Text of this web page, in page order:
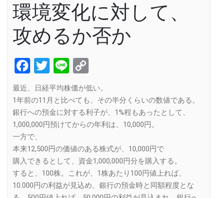
環境変化に対して、
攻めるか否か
Facebook
Twitter
Line
Link
最近、日経平均株価が低い。
1年前の11月と比べても、その半分くらいの数値である。
銀行への預金に対する利子が、1%程もあったとして、
1,000,000円預けてからの年利は、10,000円。
一方で、
本来12,500円の価値のある株式が、10,000円で
購入できるとして、資金1,000,000円分を購入する。
すると、100株。これが、1株あたり100円値上れば、
10.000円の利益が見込め、銀行の預金時と同額程度とな